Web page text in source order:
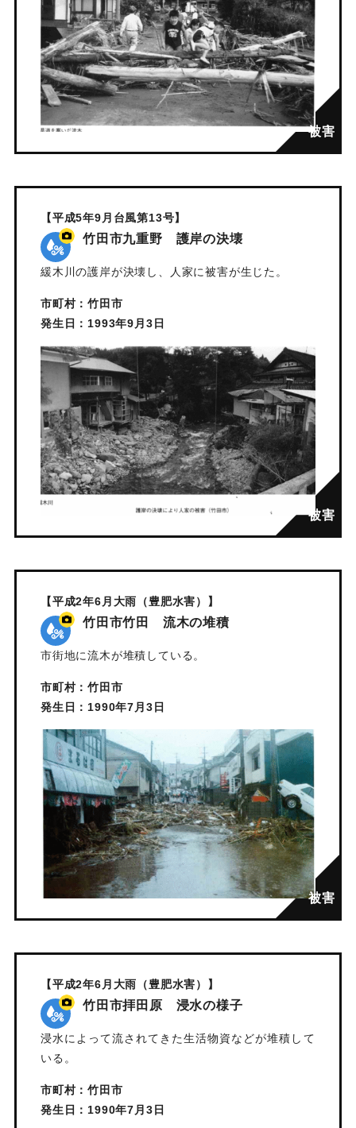
【平成5年9月台風第13号】
竹田市九重野 護岸の決壊
緩木川の護岸が決壊し、人家に被害が生じた。
市町村：竹田市
発生日：1993年9月3日
【平成2年6月大雨（豊肥水害）】
竹田市竹田 流木の堆積
市街地に流木が堆積している。
市町村：竹田市
発生日：1990年7月3日
【平成2年6月大雨（豊肥水害）】
竹田市拝田原 浸水の様子
浸水によって流されてきた生活物資などが堆積して
いる。
市町村：竹田市
発生日：1990年7月3日